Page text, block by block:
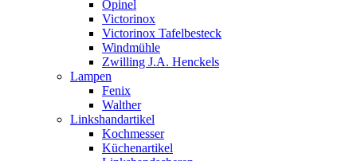
Opinel
Victorinox
Victorinox Tafelbesteck
Windmühle
Zwilling J.A. Henckels
Lampen
Fenix
Walther
Linkshandartikel
Kochmesser
Küchenartikel